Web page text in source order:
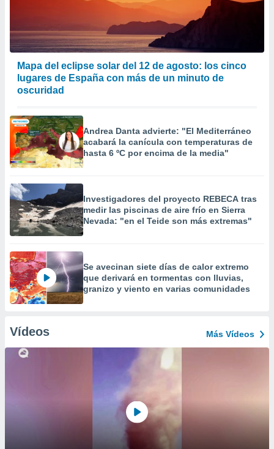
Mapa del eclipse solar del 12 de agosto: los cinco
lugares de España con más de un minuto de
oscuridad
Andrea Danta advierte: "El Mediterráneo
acabará la canícula con temperaturas de
hasta 6 ºC por encima de la media"
Investigadores del proyecto REBECA tras
medir las piscinas de aire frío en Sierra
Nevada: "en el Teide son más extremas"
Se avecinan siete días de calor extremo
que derivará en tormentas con lluvias,
granizo y viento en varias comunidades
Vídeos Más Vídeos